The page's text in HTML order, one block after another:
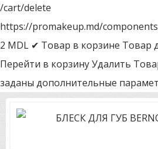
/cart/delete
https://promakeup.md/
2 MDL ✔ Товар в корзине Товар
Перейти в корзинуУдалить
заданы дополнительные